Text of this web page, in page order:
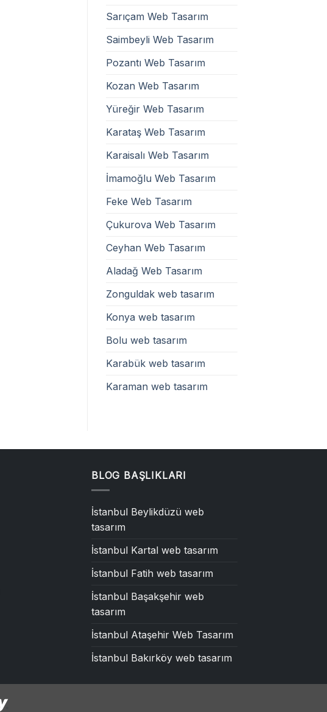
Sarıçam Web Tasarım
Saimbeyli Web Tasarım
Pozantı Web Tasarım
Kozan Web Tasarım
Yüreğir Web Tasarım
Karataş Web Tasarım
Karaisalı Web Tasarım
İmamoğlu Web Tasarım
Feke Web Tasarım
Çukurova Web Tasarım
Ceyhan Web Tasarım
Aladağ Web Tasarım
Zonguldak web tasarım
Konya web tasarım
Bolu web tasarım
Karabük web tasarım
Karaman web tasarım
BLOG BAŞLIKLARI
İstanbul Beylikdüzü web
tasarım
İstanbul Kartal web tasarım
İstanbul Fatih web tasarım
İstanbul Başakşehir web
tasarım
İstanbul Ataşehir Web Tasarım
İstanbul Bakırköy web tasarım